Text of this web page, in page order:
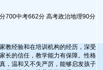
700中考662分 高考政治地理90分
教经验和在培训机构的经历，深受
长的信任，教学能力有保障。性格
，温和又不失严厉，能够启发孩子